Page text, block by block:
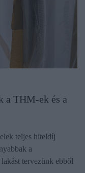
a THM-ek és a
teljes hiteldíj
a
tervezünk ebből